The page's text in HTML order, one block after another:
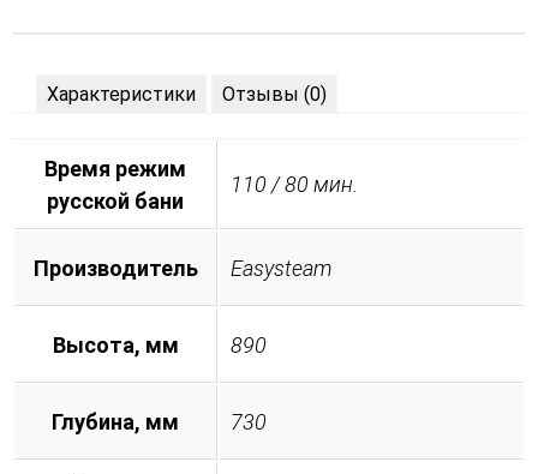
Характеристики Отзывы (0)
Время режим
русской бани
110 / 80 мин.
Производитель Easysteam
Высота, мм 890
Глубина, мм 730